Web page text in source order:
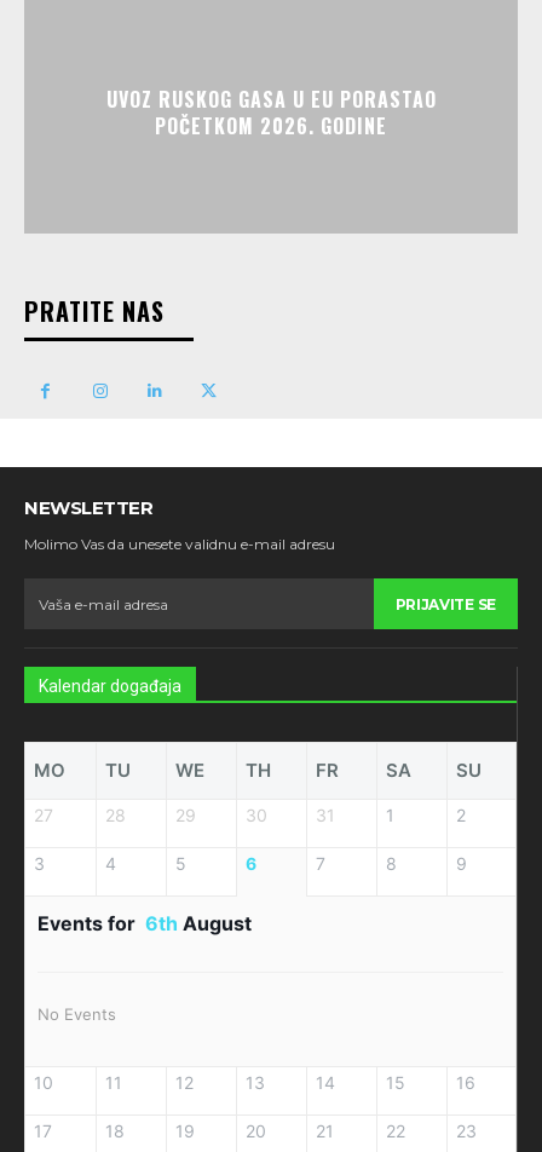
UVOZ RUSKOG GASA U EU PORASTAO
POČETKOM 2026. GODINE
PRATITE NAS
NEWSLETTER
Molimo Vas da unesete validnu e-mail adresu
PRIJAVITE SE
Kalendar događaja
MO TU WE TH FR SA SU
27 28 29 30 31 1 2
3 4 5 6 7 8 9
Events for 6th August
No Events
10 11 12 13 14 15 16
17 18 19 20 21 22 23